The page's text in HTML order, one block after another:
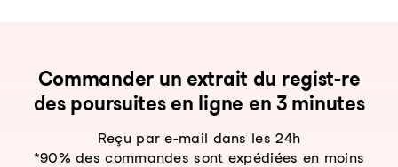
Com­man­der un ex­trait du re­gist-re
des pour­sui­tes en li­gne en 3 mi­nu­tes
Reçu par e-mail dans les 24h
*90% des commandes sont expédiées en moins